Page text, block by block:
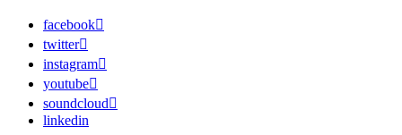
facebook
twitter
instagram
youtube
soundcloud
linkedin